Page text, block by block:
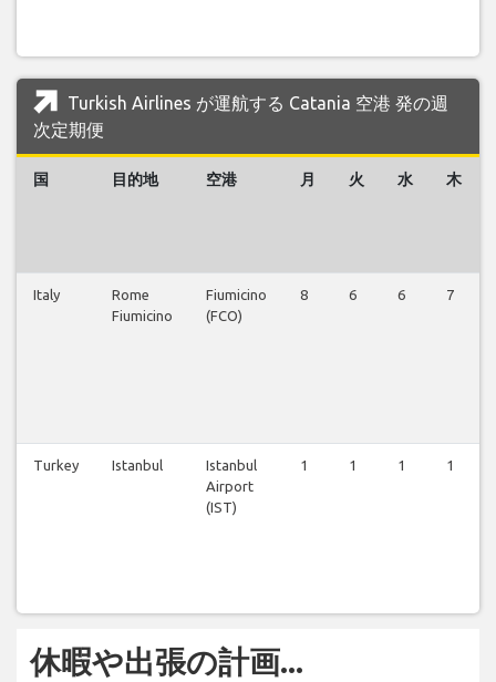
Turkish Airlines が運航する Catania 空港 発の週
次定期便
国 目的地 空港 月 火 水 木
Italy
Rome
Fiumicino
Fiumicino
(FCO)
8 6 6 7
Turkey Istanbul
Istanbul
Airport
(IST)
1 1 1 1
休暇や出張の計画...